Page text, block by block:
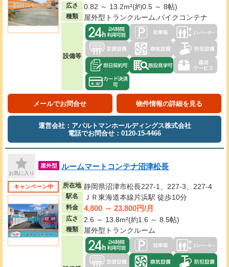
広さ 0.82 ～ 13.2m²(約0.5 ～ 8帖)
種類 屋外型トランクルーム,バイクコンテナ
設備等
メールでお問合せ 物件情報の詳細を見る
運営会社：アパルトマンホールディングス株式会社
電話でお問合せ：0120-15-4466
お気に入り
屋外型 ルームマートコンテナ沼津松長
キャンペーン中 所在地 静岡県沼津市松長227-1、227-3、227-4
駅名 ＪＲ東海道本線片浜駅 徒歩10分
料金 4,800 ～ 23,800円/月
広さ 2.6 ～ 13.8m²(約1.6 ～ 8.5帖)
種類 屋外型トランクルーム